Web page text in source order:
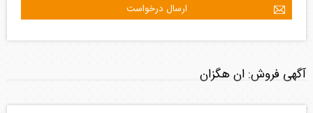
ارسال درخواست
آگهی فروش: ان هگزان